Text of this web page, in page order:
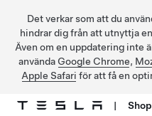
Det verkar som att du
hindrar dig från att utnyttja
Även om en uppdatering inte
använda Google Chrome,
Apple Safari för att få en
| Shop